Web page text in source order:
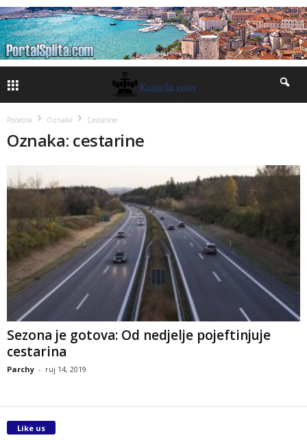
Početna Oznake Cestarine
Oznaka: cestarine
Sezona je gotova: Od nedjelje pojeftinjuje
cestarina
Parchy - ruj 14, 2019
Like us